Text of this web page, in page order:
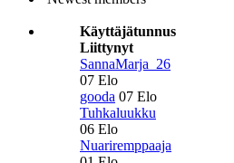
Käyttäjätunnus
Liittynyt
SannaMarja_26
07 Elo
gooda 07 Elo
Tuhkaluukku
06 Elo
Nuariremppaaja